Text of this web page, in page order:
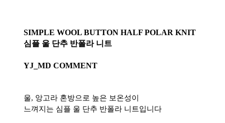
SIMPLE WOOL BUTTON HALF POLAR KNIT
심플 울 단추 반폴라 니트
YJ_MD COMMENT
울, 앙고라 혼방으로 높은 보온성이
느껴지는 심플 울 단추 반폴라 니트입니다